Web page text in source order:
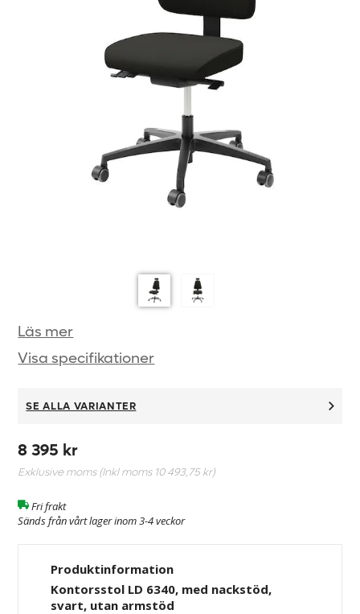
Läs mer
Visa specifikationer
SE ALLA VARIANTER
8 395 kr
Exklusive moms (Inkl moms 10 493,75 kr)
Fri frakt
Sänds från vårt lager inom 3-4 veckor
Produktinformation
Kontorsstol LD 6340, med nackstöd,
svart, utan armstöd